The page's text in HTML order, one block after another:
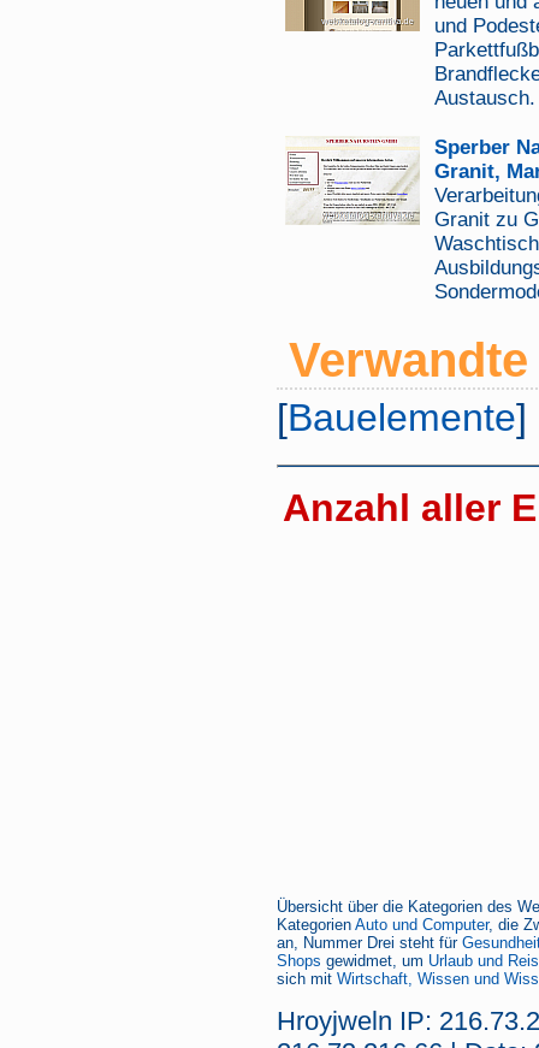
und
Sperber
Granit,
Granit zu
[Bauelemente]
Anzahl aller
Übersicht über die Kategorien des
Kategorien Auto und Computer, die
an, Nummer Drei steht für
Shops gewidmet, um Urlaub und
sich mit Wirtschaft, Wissen und
Hroyjweln IP: